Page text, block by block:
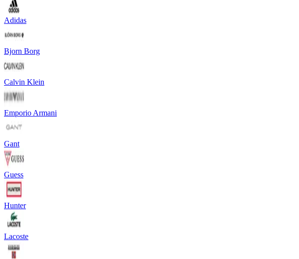
Adidas
Bjorn Borg
Calvin Klein
Emporio Armani
Gant
Guess
Hunter
Lacoste